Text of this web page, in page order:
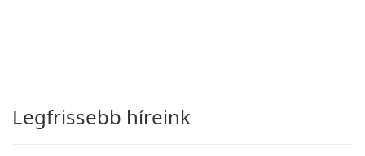
Legfrissebb híreink